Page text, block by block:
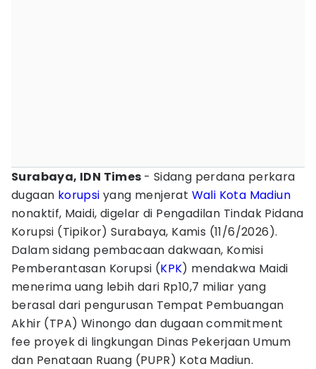
Surabaya, IDN Times - Sidang perdana perkara
dugaan korupsi yang menjerat Wali Kota Madiun
nonaktif, Maidi, digelar di Pengadilan Tindak Pidana
Korupsi (Tipikor) Surabaya, Kamis (11/6/2026).
Dalam sidang pembacaan dakwaan, Komisi
Pemberantasan Korupsi (KPK) mendakwa Maidi
menerima uang lebih dari Rp10,7 miliar yang
berasal dari pengurusan Tempat Pembuangan
Akhir (TPA) Winongo dan dugaan commitment
fee proyek di lingkungan Dinas Pekerjaan Umum
dan Penataan Ruang (PUPR) Kota Madiun.